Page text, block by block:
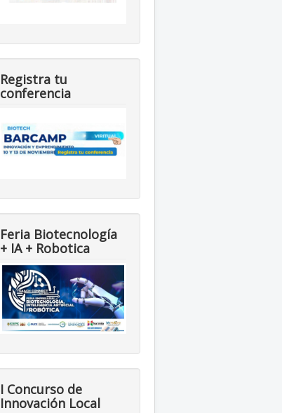
Registra tu
conferencia
Feria Biotecnología
+ IA + Robotica
I Concurso de
Innovación Local